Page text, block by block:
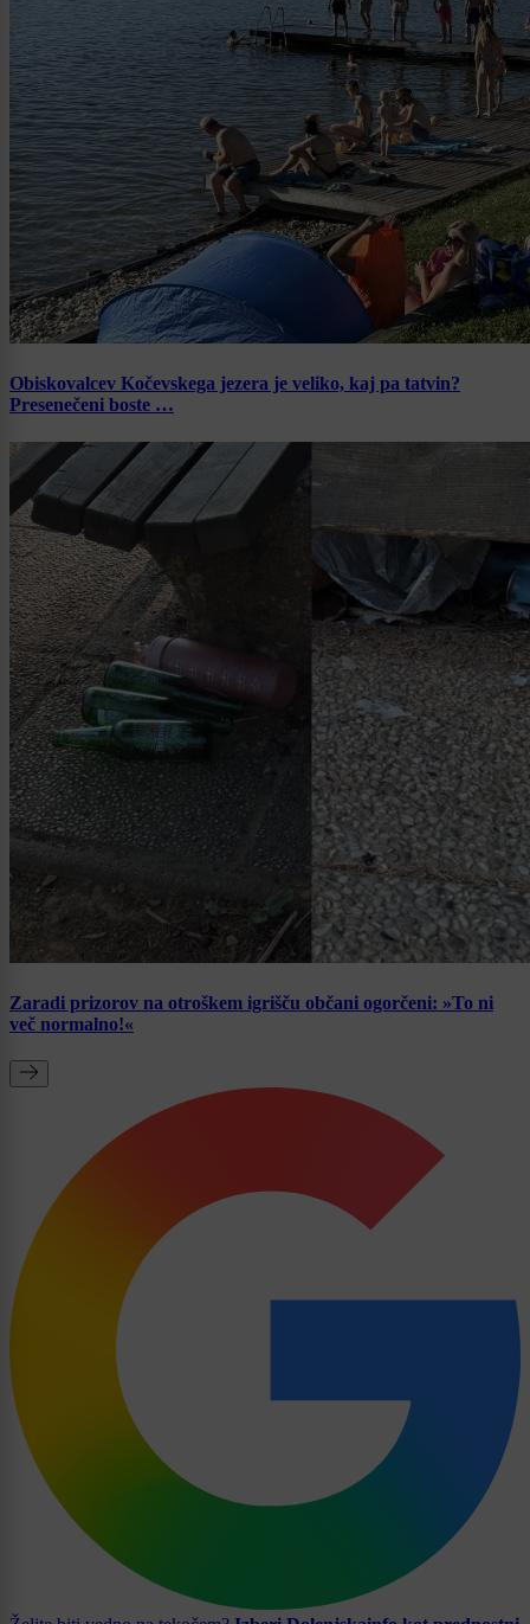
Obiskovalcev Kočevskega jezera je veliko, kaj pa tatvin?
Presenečeni boste …
Zaradi prizorov na otroškem igrišču občani ogorčeni: »To ni
več normalno!«